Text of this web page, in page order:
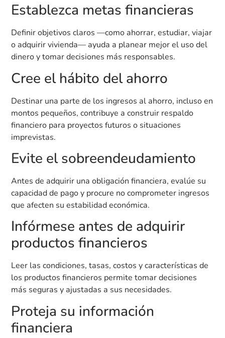
Establezca metas financieras
Definir objetivos claros —como ahorrar, estudiar, viajar
o adquirir vivienda— ayuda a planear mejor el uso del
dinero y tomar decisiones más responsables.
Cree el hábito del ahorro
Destinar una parte de los ingresos al ahorro, incluso en
montos pequeños, contribuye a construir respaldo
financiero para proyectos futuros o situaciones
imprevistas.
Evite el sobreendeudamiento
Antes de adquirir una obligación financiera, evalúe su
capacidad de pago y procure no comprometer ingresos
que afecten su estabilidad económica.
Infórmese antes de adquirir
productos financieros
Leer las condiciones, tasas, costos y características de
los productos financieros permite tomar decisiones
más seguras y ajustadas a sus necesidades.
Proteja su información
financiera